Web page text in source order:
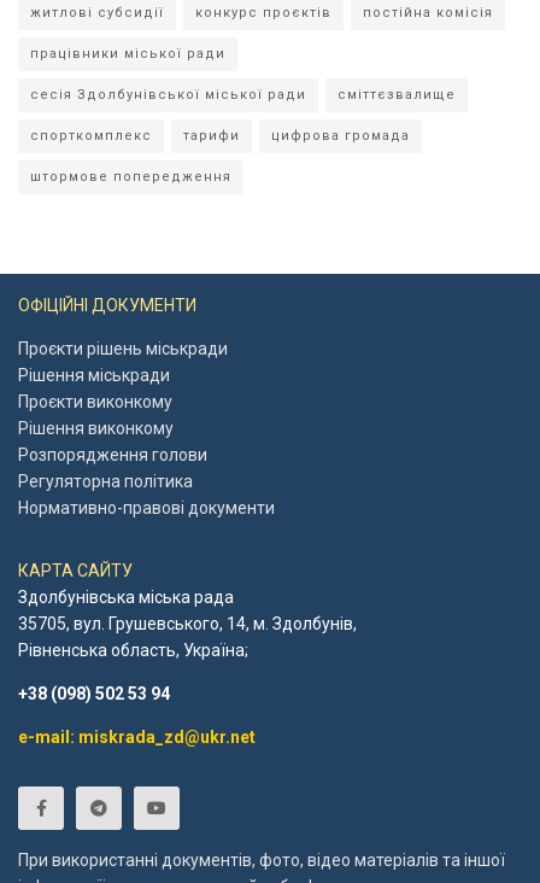
житлові субсидії конкурс проєктів постійна комісія
працівники міської ради
сесія Здолбунівської міської ради сміттєзвалище
спорткомплекс тарифи цифрова громада
штормове попередження
ОФІЦІЙНІ ДОКУМЕНТИ
Проєкти рішень міськради
Рішення міськради
Проєкти виконкому
Рішення виконкому
Розпорядження голови
Регуляторна політика
Нормативно-правові документи
КАРТА САЙТУ
Здолбунівська міська рада
35705, вул. Грушевського, 14, м. Здолбунів,
Рівненська область, Україна;
+38 (098) 502 53 94
e-mail: miskrada_zd@ukr.net
При використанні документів, фото, відео матеріалів та іншої